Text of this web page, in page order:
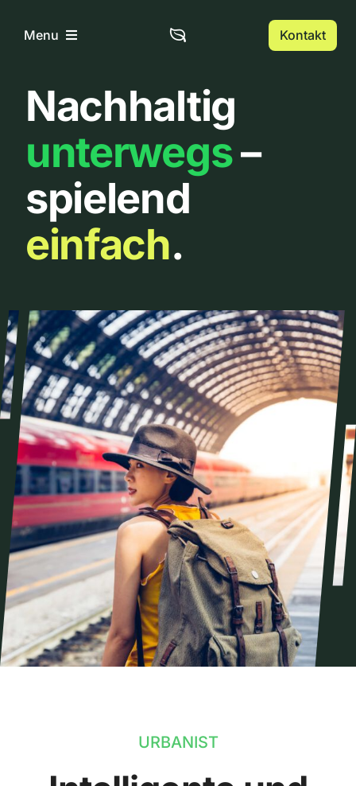
InhaltMenu
Home
Über uns
Urbanlist
Kontakt
Nachhaltig
unterwegs–
spielend
einfach.
URBANIST